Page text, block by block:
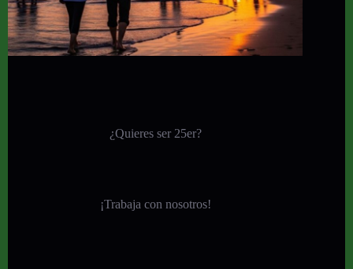
¿Quieres ser 25er?
¡Trabaja con nosotros!